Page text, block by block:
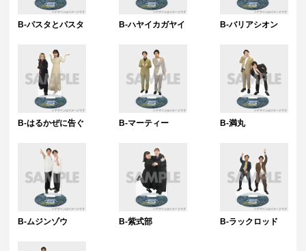
が表示されているボタンを選択の上でくじ引きを行ってください。
注意ください。
Wチャンス賞について
・Wチャンス賞は対象の期間内くじ引き1回ごとにチャレンジできる特別
キャンペーンです。
・抽選は該当するWチャンス賞の期間終了後に一括で行い、完了次第当落
に関わらず権利保有者全員に結果をお知らせします。（原則として期間
終了後の翌日12時以降に通知します）
・Wチャンス賞のチャレンジには初回のみアンケートへのご回答が必須と
なります。
B-パスタとパスタ B-ハヤイカガヤイ B-バリアシオン
B-はるかぜに告ぐ B-マーティー B-満丸
B-ムジンゾウ B-紫式部 B-ラックロッド